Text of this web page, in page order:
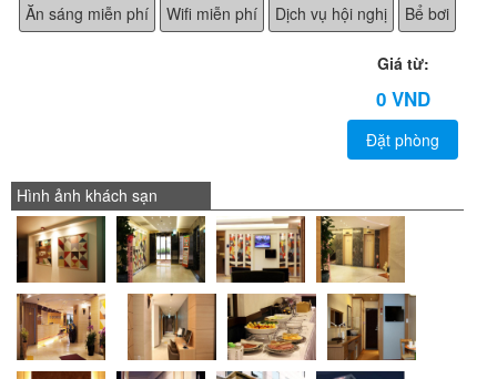
Ăn sáng miễn phí
Wifi miễn phí Dịch vụ hội nghị Bể bơi
Giá từ:
0 VND
Đặt phòng
Hình ảnh khách sạn